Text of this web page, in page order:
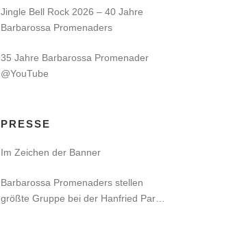
Jingle Bell Rock 2026 – 40 Jahre
Barbarossa Promenaders
35 Jahre Barbarossa Promenader
@YouTube
PRESSE
Im Zeichen der Banner
Barbarossa Promenaders stellen
größte Gruppe bei der Hanfried Party